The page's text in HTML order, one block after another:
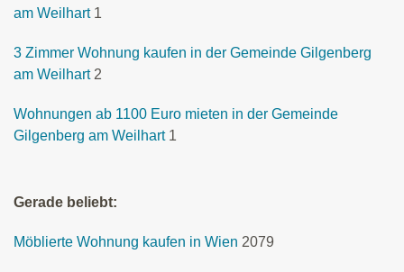
am Weilhart 1
3 Zimmer Wohnung kaufen in der Gemeinde Gilgenberg
am Weilhart 2
Wohnungen ab 1100 Euro mieten in der Gemeinde
Gilgenberg am Weilhart 1
Gerade beliebt:
Möblierte Wohnung kaufen in Wien 2079